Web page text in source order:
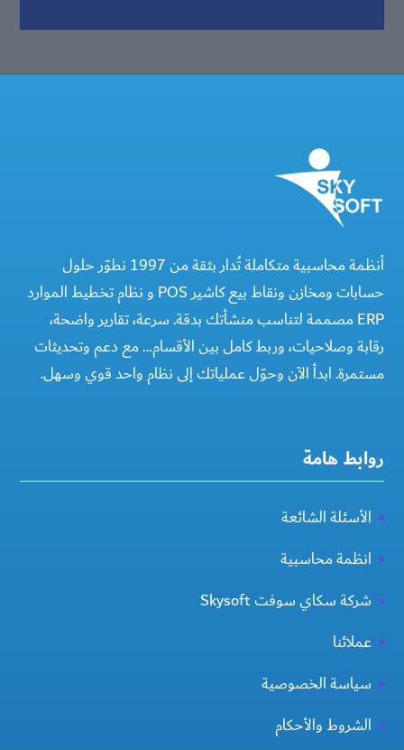
أنظمة محاسبية متكاملة تُدار بثقة من 1997 نطوّر حلول
حسابات ومخازن ونقاط بيع كاشير POS و نظام تخطيط الموارد
ERP مصممة لتناسب منشأتك بدقة. سرعة، تقارير واضحة،
رقابة وصلاحيات، وربط كامل بين الأقسام… مع دعم وتحديثات
مستمرة. ابدأ الآن وحوّل عملياتك إلى نظام واحد قوي وسهل.
روابط هامة
الأسئلة الشائعة
انظمة محاسبية
شركة سكاي سوفت Skysoft
عملائنا
سياسة الخصوصية
الشروط والأحكام